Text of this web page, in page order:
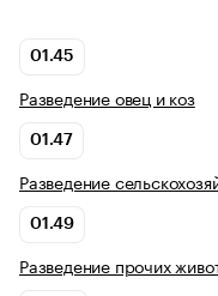
01.45
Разведение овец и коз
01.47
Разведение
01.49
Разведение прочих